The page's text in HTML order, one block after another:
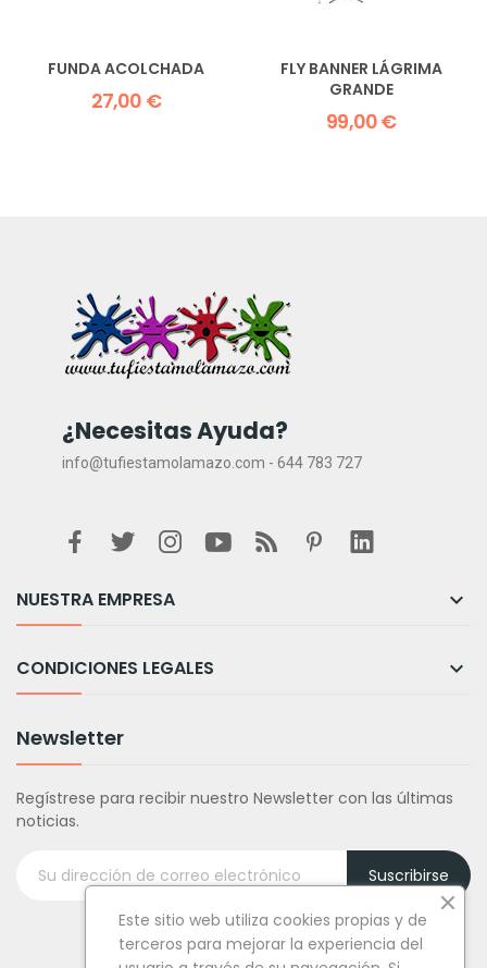
FUNDA ACOLCHADA
27,00 €
FLY BANNER LÁGRIMA
GRANDE
99,00 €
¿Necesitas Ayuda?
info@tufiestamolamazo.com - 644 783 727
NUESTRA EMPRESA 
CONDICIONES LEGALES 
Newsletter
Regístrese para recibir nuestro Newsletter con las últimas
noticias.
Suscribirse
Este sitio web utiliza cookies propias y de
terceros para mejorar la experiencia del